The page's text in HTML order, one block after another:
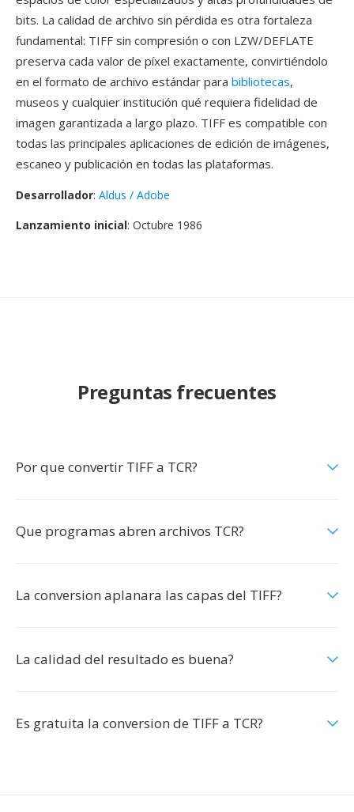
bits. La calidad de archivo sin pérdida es otra fortaleza
fundamental: TIFF sin compresión o con LZW/DEFLATE
preserva cada valor de píxel exactamente, convirtiéndolo
en el formato de archivo estándar para bibliotecas,
museos y cualquier institución qué requiera fidelidad de
imagen garantizada a largo plazo. TIFF es compatible con
todas las principales aplicaciones de edición de imágenes,
escaneo y publicación en todas las plataformas.
Desarrollador: Aldus / Adobe
Lanzamiento inicial: Octubre 1986
Preguntas frecuentes
Por que convertir TIFF a TCR?
Que programas abren archivos TCR?
La conversion aplanara las capas del TIFF?
La calidad del resultado es buena?
Es gratuita la conversion de TIFF a TCR?